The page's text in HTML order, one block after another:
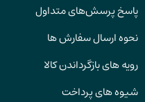
پاسخ پرسش‌های متداول
نحوه ارسال سفارش ها
رویه های بازگرداندن کالا
شیوه های پرداخت